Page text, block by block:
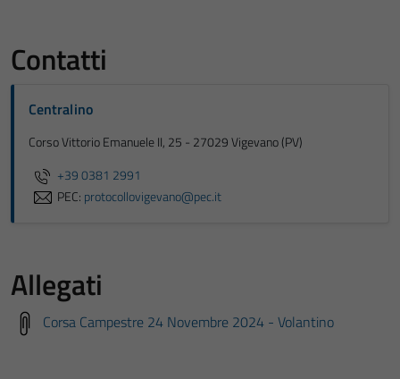
Contatti
Centralino
Corso Vittorio Emanuele II, 25 - 27029 Vigevano (PV)
+39 0381 2991
PEC: protocollovigevano@pec.it
Allegati
Corsa Campestre 24 Novembre 2024 - Volantino